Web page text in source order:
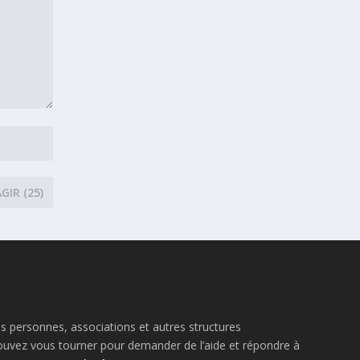
personnes, associations et autres structures
vous tourner pour demander de l’aide et répondre à